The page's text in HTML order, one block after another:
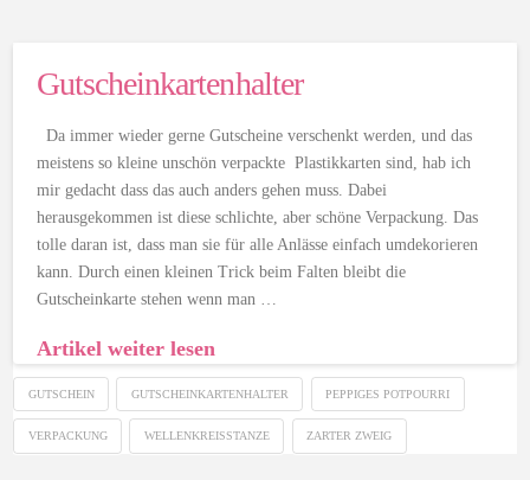
Gutscheinkartenhalter
Da immer wieder gerne Gutscheine verschenkt werden, und das
meistens so kleine unschön verpackte Plastikkarten sind, hab ich
mir gedacht dass das auch anders gehen muss. Dabei
herausgekommen ist diese schlichte, aber schöne Verpackung. Das
tolle daran ist, dass man sie für alle Anlässe einfach umdekorieren
kann. Durch einen kleinen Trick beim Falten bleibt die
Gutscheinkarte stehen wenn man …
Artikel weiter lesen
GUTSCHEIN GUTSCHEINKARTENHALTER PEPPIGES POTPOURRI
VERPACKUNG WELLENKREISSTANZE ZARTER ZWEIG